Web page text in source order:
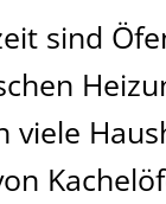
sind
viele